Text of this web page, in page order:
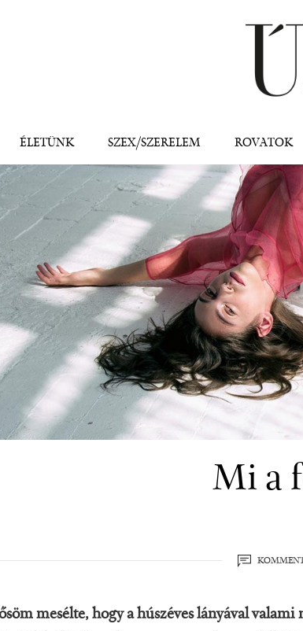
ÉLETÜNK SZEX/SZERELEM ROVATOK
Mi a
mesélte, hogy a húszéves lányával valami